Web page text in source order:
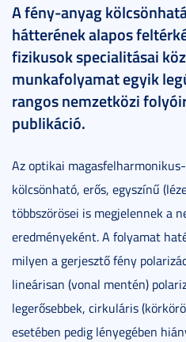
A fény-anyag
hátterének alapos
fizikusok specialitásai
munkafolyamat egyik
rangos nemzetközi
publikáció.
Az optikai
kölcsönható, erős, egyszínű
többszörösei is megjelennek a
eredményeként. A folyamat
milyen a gerjesztő fény
lineárisan (vonal mentén)
legerősebbek, cirkuláris
esetében pedig lényegében